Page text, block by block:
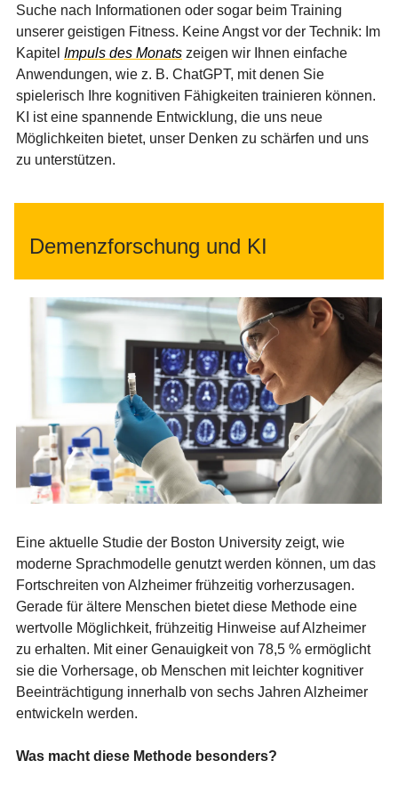
Suche nach Informationen oder sogar beim Training
unserer geistigen Fitness. Keine Angst vor der Technik: Im
Kapitel Impuls des Monats zeigen wir Ihnen einfache
Anwendungen, wie z. B. ChatGPT, mit denen Sie
spielerisch Ihre kognitiven Fähigkeiten trainieren können.
KI ist eine spannende Entwicklung, die uns neue
Möglichkeiten bietet, unser Denken zu schärfen und uns
zu unterstützen.
Demenzforschung und KI
Eine aktuelle Studie der Boston University zeigt, wie
moderne Sprachmodelle genutzt werden können, um das
Fortschreiten von Alzheimer frühzeitig vorherzusagen.
Gerade für ältere Menschen bietet diese Methode eine
wertvolle Möglichkeit, frühzeitig Hinweise auf Alzheimer
zu erhalten. Mit einer Genauigkeit von 78,5 % ermöglicht
sie die Vorhersage, ob Menschen mit leichter kognitiver
Beeinträchtigung innerhalb von sechs Jahren Alzheimer
entwickeln werden.
Was macht diese Methode besonders?